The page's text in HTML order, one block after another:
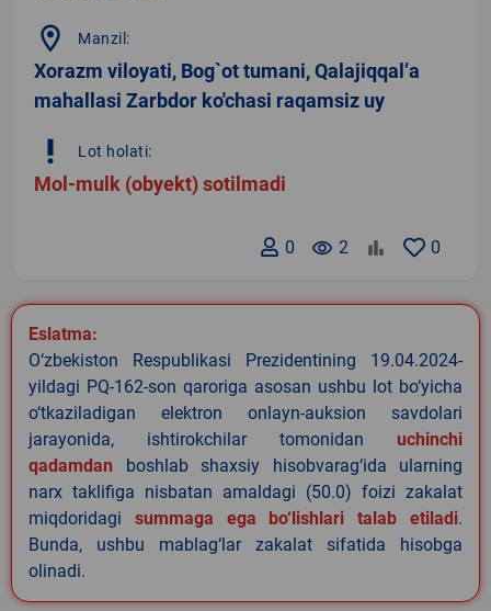
location_on Manzil:
Xorazm viloyati, Bog`ot tumani, Qalajiqqal’a
mahallasi Zarbdor ko'chasi raqamsiz uy
priority_high Lot holati:
Mol-mulk (obyekt) sotilmadi
0
remove_red_eye 2
0
Eslatma:
O‘zbekiston Respublikasi Prezidentining 19.04.2024-
yildagi PQ-162-son qaroriga asosan ushbu lot bo‘yicha
o‘tkaziladigan elektron onlayn-auksion savdolari
jarayonida, ishtirokchilar tomonidan uchinchi
qadamdan boshlab shaxsiy hisobvarag‘ida ularning
narx taklifiga nisbatan amaldagi (50.0) foizi zakalat
miqdoridagi summaga ega bo‘lishlari talab etiladi.
Bunda, ushbu mablag‘lar zakalat sifatida hisobga
olinadi.